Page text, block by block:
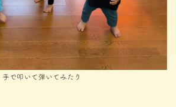
手で叩いて弾いてみたり